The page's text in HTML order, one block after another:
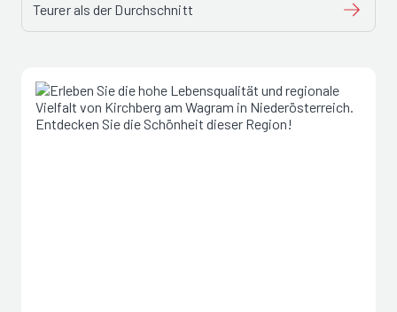
Teurer als der Durchschnitt